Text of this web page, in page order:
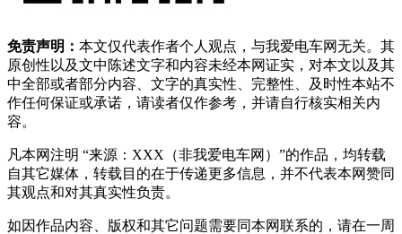
免责声明： 本文仅代表作者个人观点，与我爱电车网无关。其
原创性以及文中陈述文字和内容未经本网证实，对本文以及其
中全部或者部分内容、文字的真实性、完整性、及时性本站不
作任何保证或承诺，请读者仅作参考，并请自行核实相关内
容。
凡本网注明 “来源：XXX（非我爱电车网）”的作品，均转载
自其它媒体，转载目的在于传递更多信息，并不代表本网赞同
其观点和对其真实性负责。
如因作品内容、版权和其它问题需要同本网联系的，请在一周